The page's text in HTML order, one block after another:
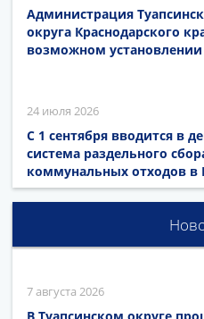
Администрация
округа Краснодарского
возможном установлении
24 июля 2026
С 1 сентября вводится в
система раздельного
коммунальных отходов в
7 августа 2026